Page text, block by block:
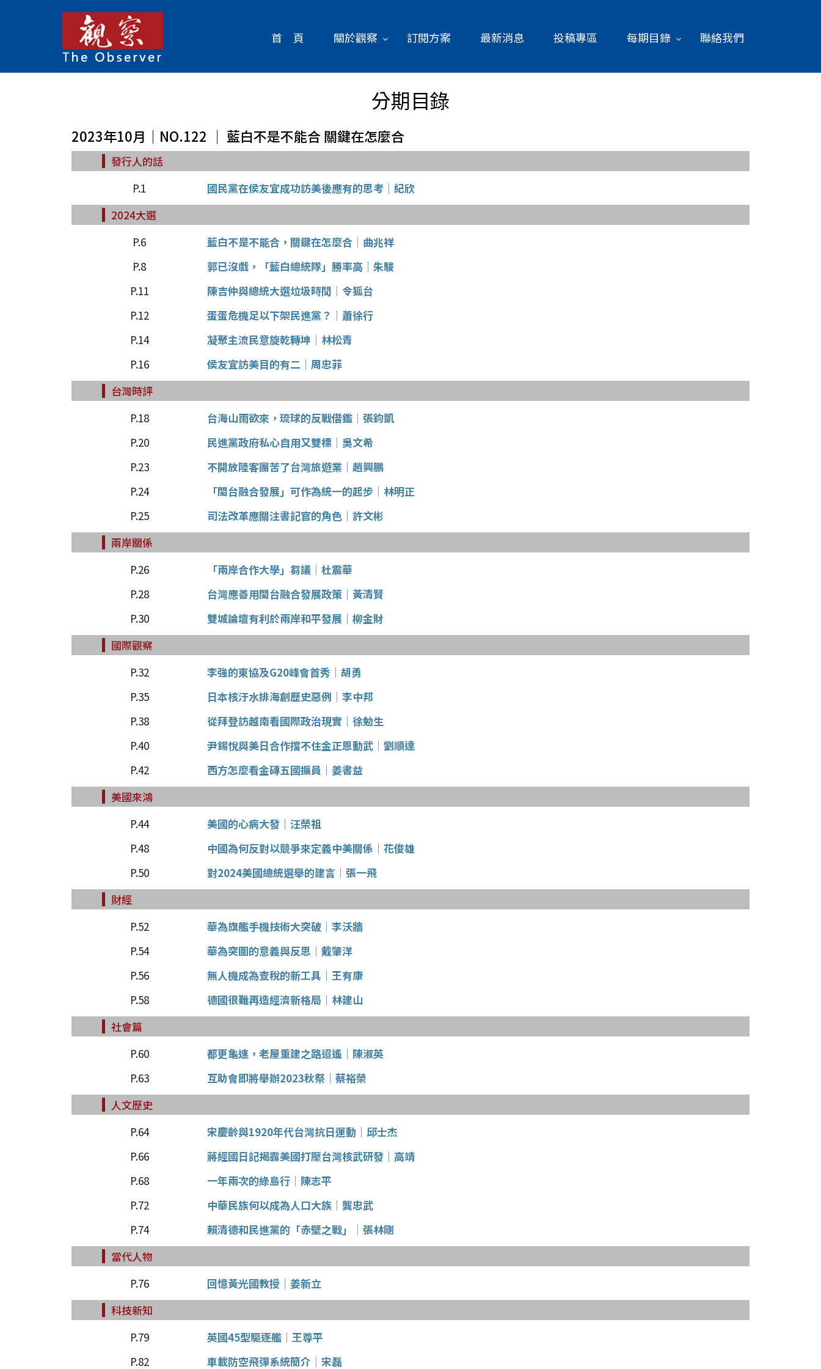
首 頁 關於觀察 訂閱方案 最新消息 投稿專區 每期目錄 聯絡我們
分期目錄
2023年10月｜NO.122 │ 藍白不是不能合 關鍵在怎麼合
發行人的話
P.1
國民黨在侯友宜成功訪美後應有的思考│紀欣
2024大選
P.6
藍白不是不能合，關鍵在怎麼合│曲兆祥
P.8
郭已沒戲，「藍白總統隊」勝率高│朱駿
P.11
陳吉仲與總統大選垃圾時間│令狐台
P.12
蛋蛋危機足以下架民進黨？│蕭徐行
P.14
凝聚主流民意旋乾轉坤│林松青
P.16
侯友宜訪美目的有二│周忠菲
台灣時評
P.18
台海山雨欲來，琉球的反戰借鑑│張鈞凱
P.20
民進黨政府私心自用又雙標│吳文希
P.23
不開放陸客團苦了台灣旅遊業│趙興鵬
P.24
「閩台融合發展」可作為統一的起步│林明正
P.25
司法改革應關注書記官的角色│許文彬
兩岸關係
P.26
「兩岸合作大學」芻議│杜震華
P.28
台灣應善用閩台融合發展政策│黃清賢
P.30
雙城論壇有利於兩岸和平發展│柳金財
國際觀察
P.32
李強的東協及G20峰會首秀│胡勇
P.35
日本核汙水排海創歷史惡例│李中邦
P.38
從拜登訪越南看國際政治現實│徐勉生
P.40
尹錫悅與美日合作擋不住金正恩動武│劉順達
P.42
西方怎麼看金磚五國擴員│姜書益
美國來鴻
P.44
美國的心病大發│汪榮祖
P.48
中國為何反對以競爭來定義中美關係│花俊雄
P.50
對2024美國總統選舉的建言│張一飛
財經
P.52
華為旗艦手機技術大突破│李沃牆
P.54
華為突圍的意義與反思│戴肇洋
P.56
無人機成為查稅的新工具│王有康
P.58
德國很難再造經濟新格局│林建山
社會篇
P.60
都更龜速，老屋重建之路迢遙│陳淑英
P.63
互助會即將舉辦2023秋祭│蔡裕榮
人文歷史
P.64
宋慶齡與1920年代台灣抗日運動│邱士杰
P.66
蔣經國日記揭露美國打壓台灣核武研發│高靖
P.68
一年兩次的綠島行│陳志平
P.72
中華民族何以成為人口大族│龔忠武
P.74
賴清德和民進黨的「赤壁之戰」│張林剛
當代人物
P.76
回憶黃光國教授│姜新立
科技新知
P.79
英國45型驅逐艦│王尊平
P.82
車載防空飛彈系統簡介│宋磊